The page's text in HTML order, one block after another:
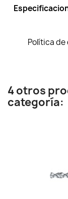
Política de
4 otros
categoría: